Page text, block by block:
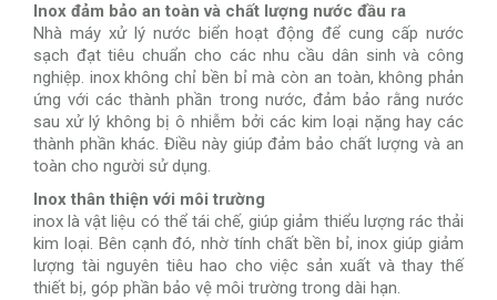
Inox đảm bảo an toàn và chất lượng nước đầu ra
Nhà máy xử lý nước biển hoạt động để cung cấp nước
sạch đạt tiêu chuẩn cho các nhu cầu dân sinh và công
nghiệp. inox không chỉ bền bỉ mà còn an toàn, không phản
ứng với các thành phần trong nước, đảm bảo rằng nước
sau xử lý không bị ô nhiễm bởi các kim loại nặng hay các
thành phần khác. Điều này giúp đảm bảo chất lượng và an
toàn cho người sử dụng.
Inox thân thiện với môi trường
inox là vật liệu có thể tái chế, giúp giảm thiểu lượng rác thải
kim loại. Bên cạnh đó, nhờ tính chất bền bỉ, inox giúp giảm
lượng tài nguyên tiêu hao cho việc sản xuất và thay thế
thiết bị, góp phần bảo vệ môi trường trong dài hạn.